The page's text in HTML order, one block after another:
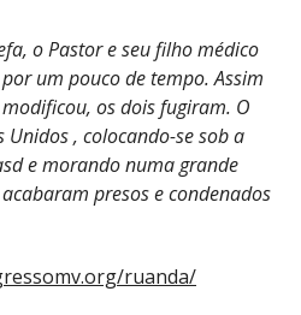
o Pastor e seu filho médico
um pouco de tempo. Assim
os dois fugiram. O
, colocando-se sob a
e morando numa grande
presos e condenados
ruanda/